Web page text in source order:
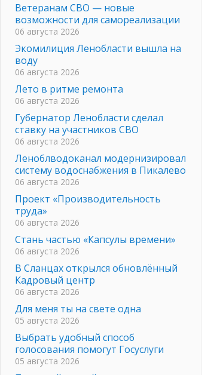
Ветеранам СВО — новые
возможности для самореализации
06 августа 2026
Экомилиция Ленобласти вышла на
воду
06 августа 2026
Лето в ритме ремонта
06 августа 2026
Губернатор Ленобласти сделал
ставку на участников СВО
06 августа 2026
Леноблводоканал модернизировал
систему водоснабжения в Пикалево
06 августа 2026
Проект «Производительность
труда»
06 августа 2026
Стань частью «Капсулы времени»
06 августа 2026
В Сланцах открылся обновлённый
Кадровый центр
06 августа 2026
Для меня ты на свете одна
05 августа 2026
Выбрать удобный способ
голосования помогут Госуслуги
05 августа 2026